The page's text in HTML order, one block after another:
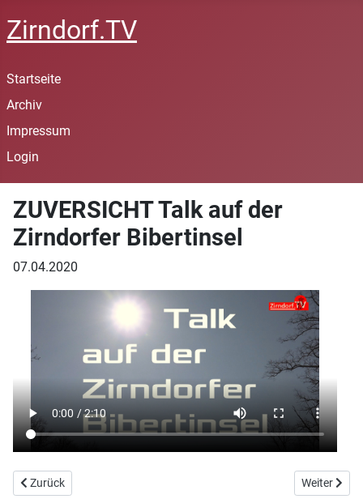
Zirndorf.TV
Startseite
Archiv
Impressum
Login
ZUVERSICHT Talk auf der
Zirndorfer Bibertinsel
07.04.2020
Vorheriger Beitrag: ZUVERSICHT Talk Nr. 01 auf der Zirndorfer
Zurück Nächster
Weiter